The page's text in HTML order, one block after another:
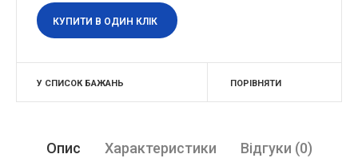
КУПИТИ В ОДИН КЛІК
У СПИСОК БАЖАНЬ ПОРІВНЯТИ
Опис Характеристики Відгуки (0)